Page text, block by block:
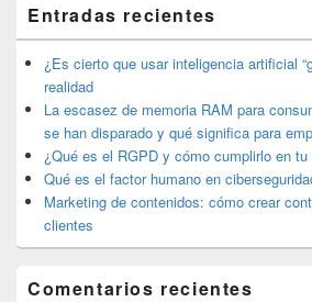
widget
barra
lateral
primaria
Entradas recientes
¿Es cierto que usar inteligencia artificial
realidad
La escasez de memoria RAM para
se han disparado y qué significa para
¿Qué es el RGPD y cómo cumplirlo en tu
Qué es el factor humano en
Marketing de contenidos: cómo crear
clientes
Comentarios recientes